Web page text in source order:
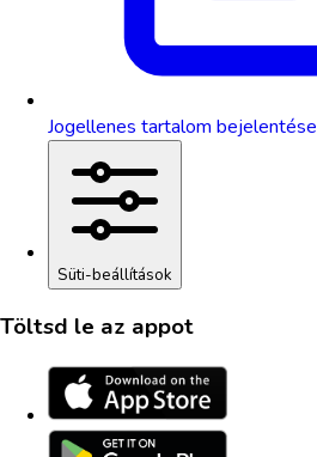
Jogellenes tartalom bejelentése
Süti-beállítások
Töltsd le az appot